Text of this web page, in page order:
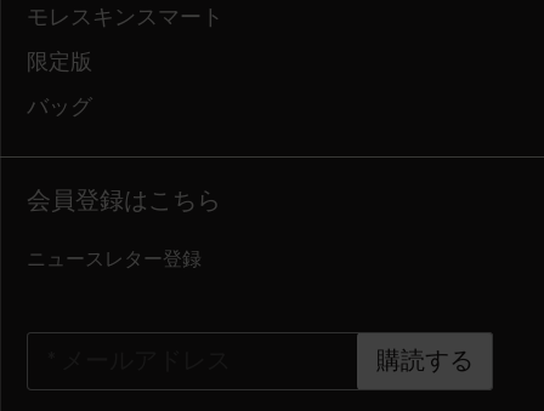
モレスキンスマート
限定版
バッグ
会員登録はこちら
ニュースレター登録
購読する